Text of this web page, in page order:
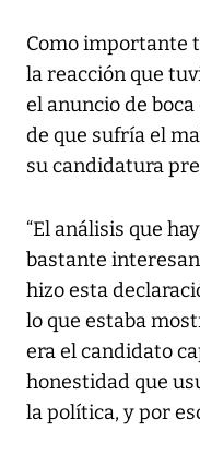
Como importante
la reacción que
el anuncio de
de que sufría el
su candidatura
“El análisis que
bastante
hizo esta
lo que estaba
era el candidato
honestidad que
la política, y por